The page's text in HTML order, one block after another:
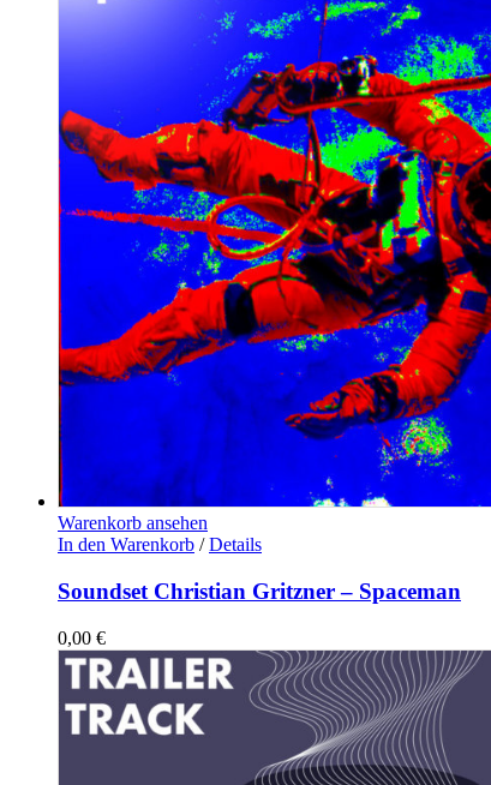
Warenkorb ansehen
In den Warenkorb / Details
Soundset Christian Gritzner – Spaceman
0,00 €